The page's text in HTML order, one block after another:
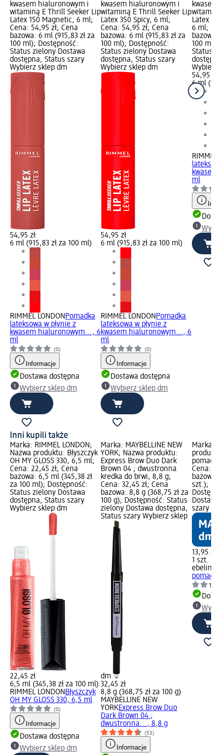
kwasem hialuronowym i
witaminą E Thrill Seeker Lip
Latex 150 Magnetic, 6 ml;
Cena: 54,95 zł; Cena
bazowa: 6 ml (915,83 zł za
100 ml); Dostępność:
Status zielony Dostawa
dostępna, Status szary
Wybierz sklep dm
54,95 zł
6 ml (915,83 zł za 100 ml)
RIMMEL LONDONPomadka
lateksowa w płynie z
kwasem hialuronowym..., 6
ml
(0)
Informacje
Dostawa dostępna
Wybierz sklep dm
kwasem hialuronowym i
witaminą E Thrill Seeker Lip
Latex 350 Spicy, 6 ml;
Cena: 54,95 zł; Cena
bazowa: 6 ml (915,83 zł za
100 ml); Dostępność:
Status zielony Dostawa
dostępna, Status szary
Wybierz sklep dm
54,95 zł
6 ml (915,83 zł za 100 ml)
RIMMEL LONDONPomadka
lateksowa w płynie z
kwasem hialuronowym..., 6
ml
(0)
Informacje
Dostawa dostępna
Wybierz sklep dm
Latex
6 ml;
bazowa:
100 ml);
Status
Wybierz
54,95 zł
6 ml
RIMMEL
ml
Inni kupili także
Marka: RIMMEL LONDON;
Nazwa produktu: Błyszczyk
OH MY GLOSS 330, 6,5 ml;
Cena: 22,45 zł; Cena
bazowa: 6,5 ml (345,38 zł
za 100 ml); Dostępność:
Status zielony Dostawa
dostępna, Status szary
Wybierz sklep dm
22,45 zł
6,5 ml (345,38 zł za 100 ml)
RIMMEL LONDONBłyszczyk
OH MY GLOSS 330, 6,5 ml
(0)
Informacje
Dostawa dostępna
Wybierz sklep dm
Marka: MAYBELLINE NEW
YORK; Nazwa produktu:
Express Brow Duo Dark
Brown 04 ; dwustronna
kredka do brwi, 8,8 g;
Cena: 32,45 zł; Cena
bazowa: 8,8 g (368,75 zł za
100 g); Dostępność: Status
zielony Dostawa dostępna,
Status szary Wybierz sklep
dm
32,45 zł
8,8 g (368,75 zł za 100 g)
MAYBELLINE NEW
YORKExpress Brow Duo
Dark Brown 04 ;
dwustronna..., 8,8 g
(53)
Informacje
Marka:
Cena:
bazowa:
szt.);
szary
13,95 zł
1 szt.
ebelin